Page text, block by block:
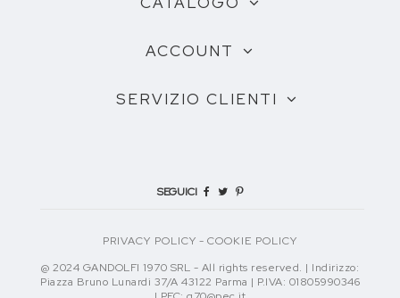
ACCOUNT
SERVIZIO CLIENTI
SEGUICI
PRIVACY POLICY -COOKIE POLICY
@ 2024 GANDOLFI 1970 SRL - All rights reserved. | Indirizzo:
Piazza Bruno Lunardi 37/A 43122 Parma | P.IVA: 01805990346